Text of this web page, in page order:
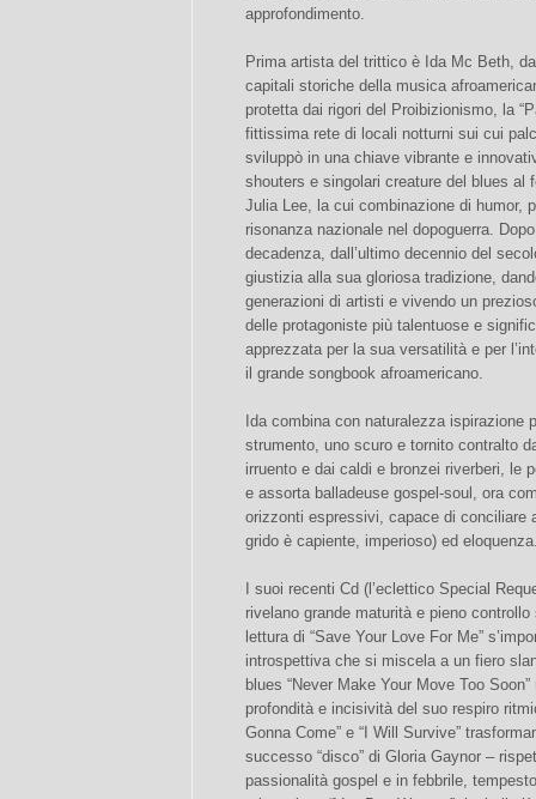
approfondimento.
Prima artista del trittico è Ida Mc Beth,
capitali storiche della musica
protetta dai rigori del Proibizionismo, la
fittissima rete di locali notturni sui cui
sviluppò in una chiave vibrante e
shouters e singolari creature del blues al
Julia Lee, la cui combinazione di humor,
risonanza nazionale nel dopoguerra.
decadenza, dall’ultimo decennio del
giustizia alla sua gloriosa tradizione,
generazioni di artisti e vivendo un
delle protagoniste più talentuose e
apprezzata per la sua versatilità e per
il grande songbook afroamericano.
Ida combina con naturalezza ispirazione
strumento, uno scuro e tornito contralto
irruento e dai caldi e bronzei riverberi, le
e assorta balladeuse gospel-soul, ora
orizzonti espressivi, capace di conciliare
grido è capiente, imperioso) ed
I suoi recenti Cd (l’eclettico Special
rivelano grande maturità e pieno
lettura di “Save Your Love For Me”
introspettiva che si miscela a un fiero
blues “Never Make Your Move Too
profondità e incisività del suo respiro
Gonna Come” e “I Will Survive”
successo “disco” di Gloria Gaynor –
passionalità gospel e in febbrile,